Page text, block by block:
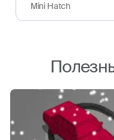
Mini Hatch